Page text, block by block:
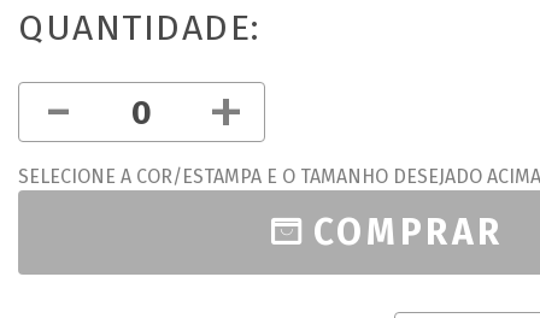
QUANTIDADE:
- +
SELECIONE A COR/ESTAMPA E O TAMANHO DESEJADO ACIMA
COMPRAR